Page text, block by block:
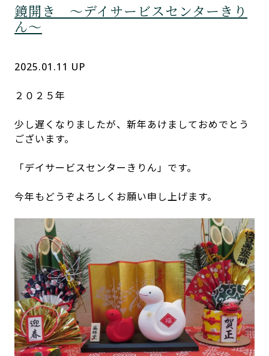
鏡開き ～デイサービスセンターきり
ん～
2025.01.11 UP
２０２５年
少し遅くなりましたが、新年あけましておめでとう
ございます。
「デイサービスセンターきりん」です。
今年もどうぞよろしくお願い申し上げます。